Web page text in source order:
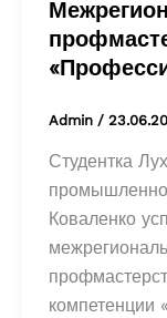
Admin /
Студентка
Коваленко
компетенции